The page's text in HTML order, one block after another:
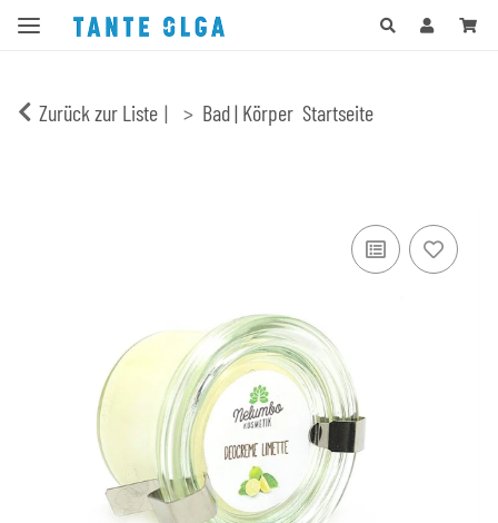
Zurück zur Liste Bad | Körper Startseite